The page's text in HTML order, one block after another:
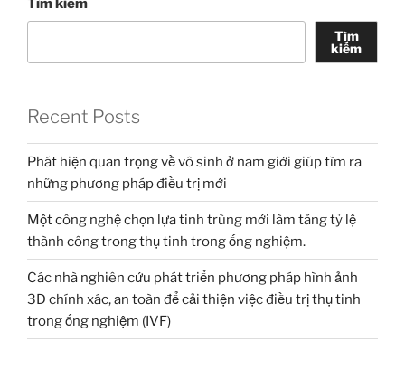
Tìm kiếm
Tìm
kiếm
Recent Posts
Phát hiện quan trọng về vô sinh ở nam giới giúp tìm ra
những phương pháp điều trị mới
Một công nghệ chọn lựa tinh trùng mới làm tăng tỷ lệ
thành công trong thụ tinh trong ống nghiệm.
Các nhà nghiên cứu phát triển phương pháp hình ảnh
3D chính xác, an toàn để cải thiện việc điều trị thụ tinh
trong ống nghiệm (IVF)